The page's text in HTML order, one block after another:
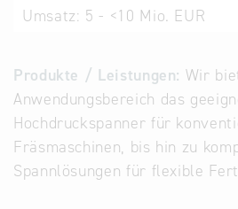
Umsatz: 5 - <10 Mio. EUR
Produkte / Leistungen: Wir
Anwendungsbereich das
Hochdruckspanner für
Fräsmaschinen, bis hin zu
Spannlösungen für flexible